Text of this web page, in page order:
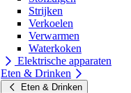
Strijken
Verkoelen
Verwarmen
Waterkoken
Elektrische apparaten
Eten & Drinken
Eten & Drinken